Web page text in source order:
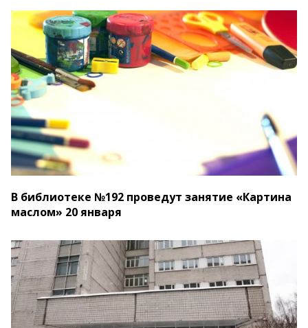
В библиотеке №192 проведут занятие «Картина
маслом» 20 января